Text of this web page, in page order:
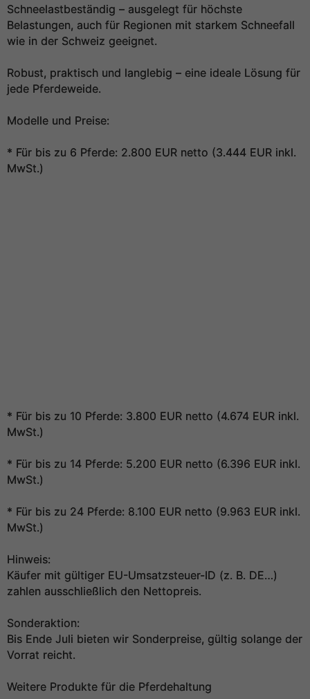
Schneelastbeständig – ausgelegt für höchste
Belastungen, auch für Regionen mit starkem Schneefall
wie in der Schweiz geeignet.
Robust, praktisch und langlebig – eine ideale Lösung für
jede Pferdeweide.
Modelle und Preise:
* Für bis zu 6 Pferde: 2.800 EUR netto (3.444 EUR inkl.
MwSt.)
* Für bis zu 10 Pferde: 3.800 EUR netto (4.674 EUR inkl.
MwSt.)
* Für bis zu 14 Pferde: 5.200 EUR netto (6.396 EUR inkl.
MwSt.)
* Für bis zu 24 Pferde: 8.100 EUR netto (9.963 EUR inkl.
MwSt.)
Hinweis:
Käufer mit gültiger EU-Umsatzsteuer-ID (z. B. DE…)
zahlen ausschließlich den Nettopreis.
Sonderaktion:
Bis Ende Juli bieten wir Sonderpreise, gültig solange der
Vorrat reicht.
Weitere Produkte für die Pferdehaltung